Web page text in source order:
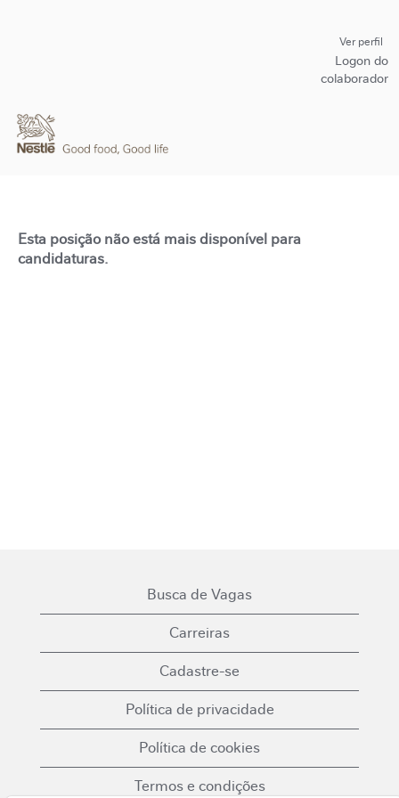
Ver perfil
Logon do
colaborador
Esta posição não está mais disponível para
candidaturas.
Busca de Vagas
Carreiras
Cadastre-se
Política de privacidade
Política de cookies
Termos e condições